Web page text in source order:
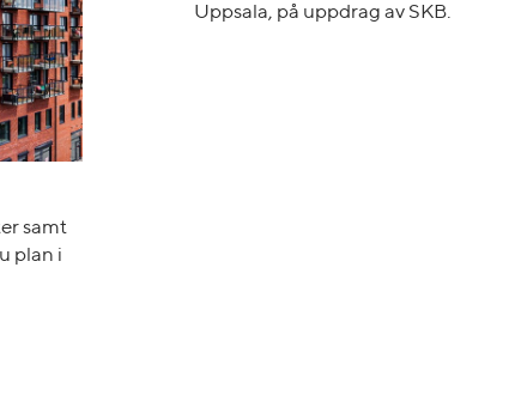
samt
plan i
Uppsala, på uppdrag av SKB.